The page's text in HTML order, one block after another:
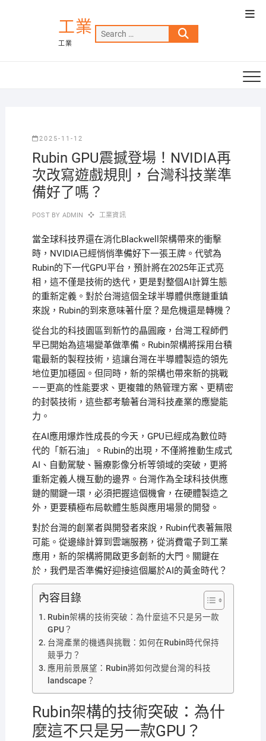
工業
工業
Search
…
2025-11-12
Rubin GPU震撼登場！NVIDIA再
次改寫遊戲規則，台灣科技業準
備好了嗎？
POST BY ADMIN 工業資訊
當全球科技界還在消化Blackwell架構帶來的衝擊
時，NVIDIA已經悄悄準備好下一張王牌。代號為
Rubin的下一代GPU平台，預計將在2025年正式亮
相，這不僅是技術的迭代，更是對整個AI計算生態
的重新定義。對於台灣這個全球半導體供應鏈重鎮
來說，Rubin的到來意味著什麼？是危機還是轉機？
從台北的科技園區到新竹的晶圓廠，台灣工程師們
早已開始為這場變革做準備。Rubin架構將採用台積
電最新的製程技術，這讓台灣在半導體製造的領先
地位更加穩固。但同時，新的架構也帶來新的挑戰
——更高的性能要求、更複雜的熱管理方案、更精密
的封裝技術，這些都考驗著台灣科技產業的應變能
力。
在AI應用爆炸性成長的今天，GPU已經成為數位時
代的「新石油」。Rubin的出現，不僅將推動生成式
AI、自動駕駛、醫療影像分析等領域的突破，更將
重新定義人機互動的邊界。台灣作為全球科技供應
鏈的關鍵一環，必須把握這個機會，在硬體製造之
外，更要積極布局軟體生態與應用場景的開發。
對於台灣的創業者與開發者來說，Rubin代表著無限
可能。從邊緣計算到雲端服務，從消費電子到工業
應用，新的架構將開啟更多創新的大門。關鍵在
於，我們是否準備好迎接這個屬於AI的黃金時代？
內容目錄
Rubin架構的技術突破：為什麼這不只是另一款
GPU？
台灣產業的機遇與挑戰：如何在Rubin時代保持
競爭力？
應用前景展望：Rubin將如何改變台灣的科技
landscape？
Rubin架構的技術突破：為什
麼這不只是另一款GPU？